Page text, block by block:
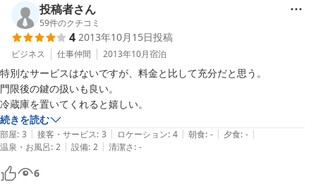
投稿者さん
59件のクチコミ
4 2013年10月15日投稿
ビジネス 仕事仲間 2013年10月宿泊
特別なサービスはないですが、料金と比して充分だと思う。
門限後の鍵の扱いも良い。
冷蔵庫を置いてくれると嬉しい。
続きを読む
部屋: 3 | 接客・サービス: 3 | ロケーション: 4 | 朝食: - | 夕食: - |
温泉・お風呂: 2 | 設備: 2 | 清潔さ: -
6